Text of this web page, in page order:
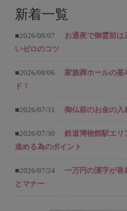
新着一覧
■2026/08/07
お通夜で御霊前は
いゼロのコツ
■2026/08/06
家族葬ホールの基
ド！
■2026/07/31 御仏前のお金の入
■2026/07/30
鉄道博物館駅エリ
進める為のポイント
■2026/07/24
一万円の漢字が香
とマナー